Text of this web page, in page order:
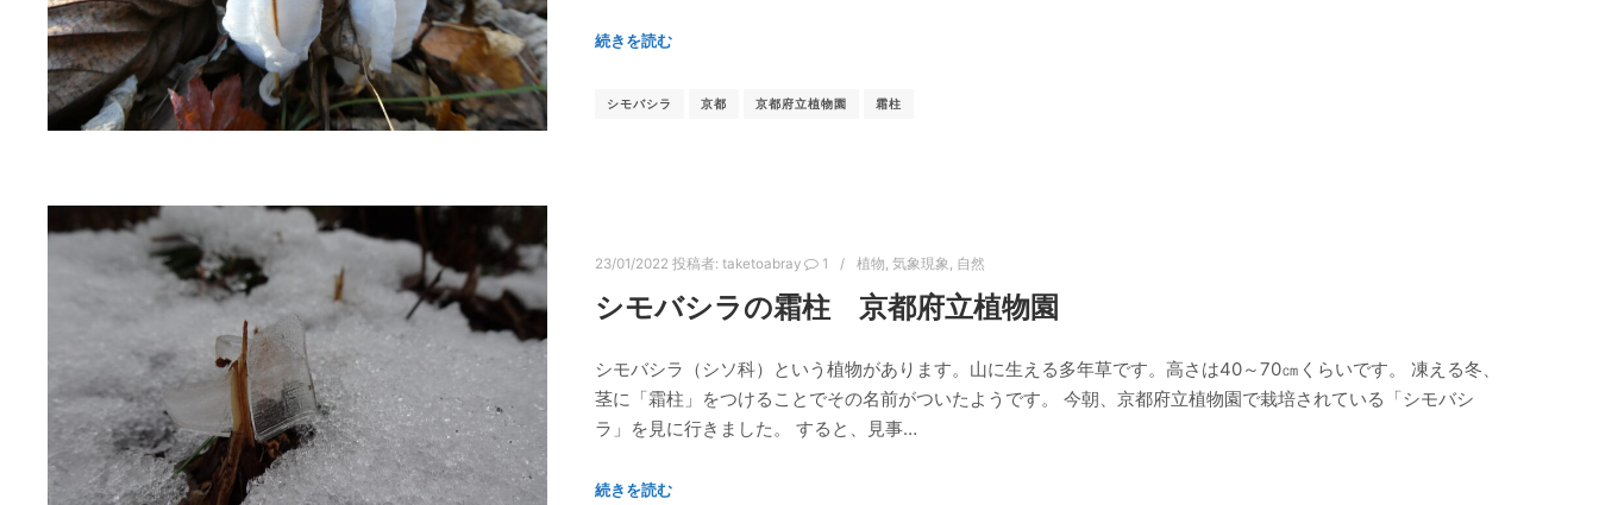
続きを読む
シモバシラ 京都 京都府立植物園 霜柱
23/01/2022 投稿者: taketoabray 1 植物, 気象現象, 自然
シモバシラの霜柱 京都府立植物園
シモバシラ（シソ科）という植物があります。山に生える多年草です。高さは40～70㎝くらいです。 凍える冬、
茎に「霜柱」をつけることでその名前がついたようです。 今朝、京都府立植物園で栽培されている「シモバシ
ラ」を見に行きました。 すると、見事…
続きを読む